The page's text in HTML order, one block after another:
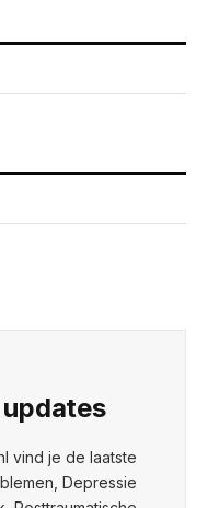
vind je de laatste
Depressie